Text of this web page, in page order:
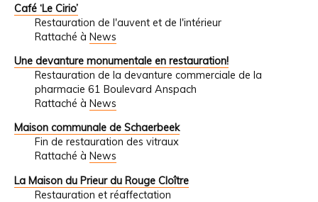
Café ‘Le Cirio’
Restauration de l'auvent et de l'intérieur
Rattaché à News
Une devanture monumentale en restauration!
Restauration de la devanture commerciale de la
pharmacie 61 Boulevard Anspach
Rattaché à News
Maison communale de Schaerbeek
Fin de restauration des vitraux
Rattaché à News
La Maison du Prieur du Rouge Cloître
Restauration et réaffectation